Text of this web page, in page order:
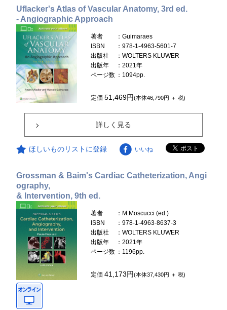
Uflacker's Atlas of Vascular Anatomy, 3rd ed.
- Angiographic Approach
著者
：Guimaraes
ISBN
：978-1-4963-5601-7
出版社
：WOLTERS KLUWER
出版年
：2021年
ページ数 ：1094pp.
定価51,469円(本体46,790円 ＋ 税)
詳しく見る
ほしいものリストに登録 いいね
Grossman & Baim's Cardiac Catheterization, Angi
ography,
& Intervention, 9th ed.
著者
：M.Moscucci (ed.)
ISBN
：978-1-4963-8637-3
出版社
：WOLTERS KLUWER
出版年
：2021年
ページ数 ：1196pp.
定価41,173円(本体37,430円 ＋ 税)